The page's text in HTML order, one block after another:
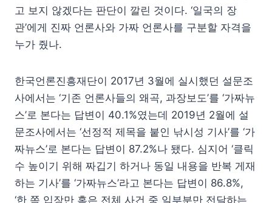
고 보지 않겠다는 판단이 깔린 것이다. ‘일국의 장
관’에게 진짜 언론사와 가짜 언론사를 구분할 자격을
누가 줬나.
한국언론진흥재단이 2017년 3월에 실시했던 설문조
사에서는 ‘기존 언론사들의 왜곡, 과장보도’를 ‘가짜뉴
스’로 본다는 답변이 40.1%였는데 2019년 2월에 설
문조사에서는 ‘선정적 제목을 붙인 낚시성 기사’를 ‘가
짜뉴스’로 본다는 답변이 87.2%나 됐다. 심지어 ‘클릭
수 높이기 위해 짜깁기 하거나 동일 내용을 반복 게재
하는 기사’를 ‘가짜뉴스’라고 본다는 답변이 86.8%,
‘한 쪽 입장만 혹은 전체 사건 중 일부분만 전달하는